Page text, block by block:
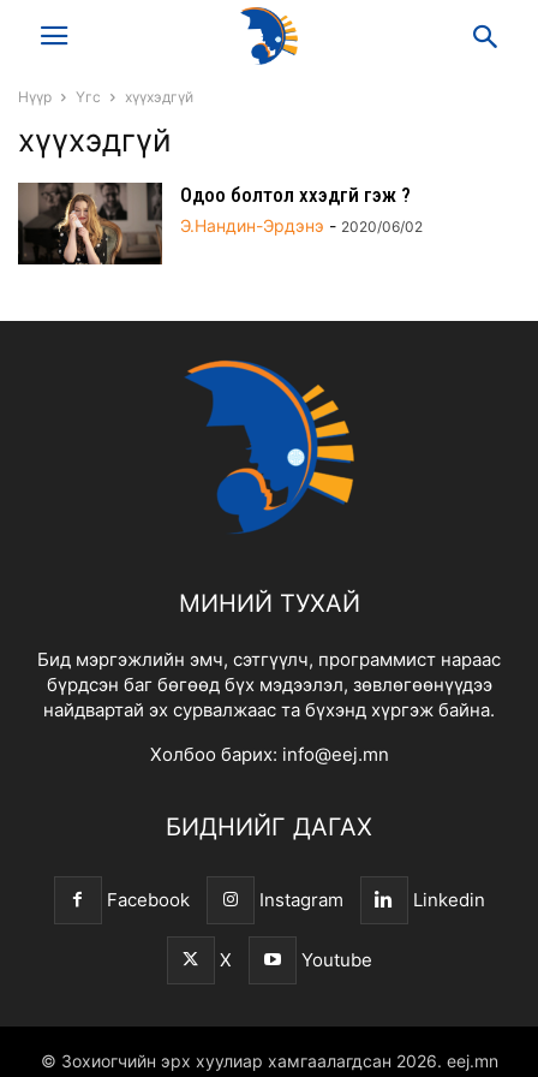
Нүүр Үгс хүүхэдгүй
хүүхэдгүй
Одоо болтол хүүхэдгүй гэж үү?
Э.Нандин-Эрдэнэ - 2020/06/02
МИНИЙ ТУХАЙ
Бид мэргэжлийн эмч, сэтгүүлч, программист нараас
бүрдсэн баг бөгөөд бүх мэдээлэл, зөвлөгөөнүүдээ
найдвартай эх сурвалжаас та бүхэнд хүргэж байна.
Холбоо барих: info@eej.mn
БИДНИЙГ ДАГАХ
Facebook Instagram Linkedin
X Youtube
© Зохиогчийн эрх хуулиар хамгаалагдсан 2026. eej.mn